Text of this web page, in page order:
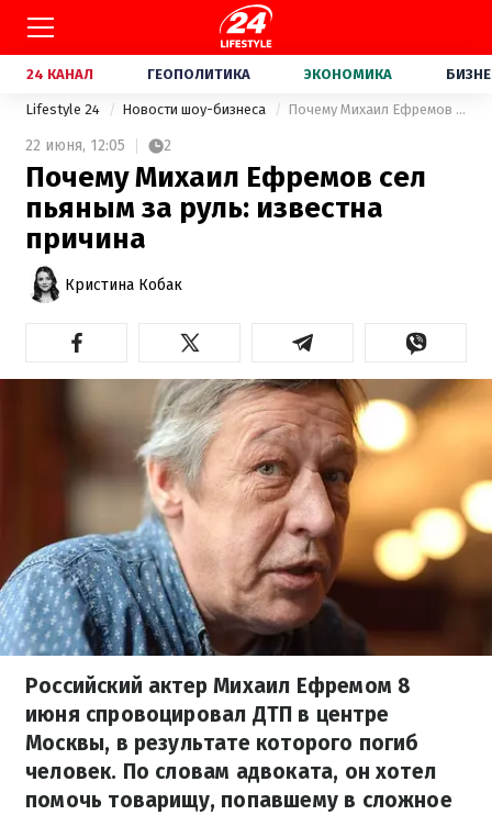
24 КАНАЛ ГЕОПОЛИТИКА ЭКОНОМИКА
Lifestyle 24 Новости шоу-бизнеса Почему Михаил Ефремов сел пьяным за руль: известна причина
22 июня, 12:05 2
Почему Михаил Ефремов сел
пьяным за руль: известна
причина
Кристина Кобак
Российский актер Михаил Ефремом 8
июня спровоцировал ДТП в центре
Москвы, в результате которого погиб
человек. По словам адвоката, он хотел
помочь товарищу, попавшему в сложное